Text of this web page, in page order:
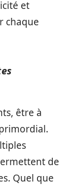
et
chaque
être à
de
Quel que